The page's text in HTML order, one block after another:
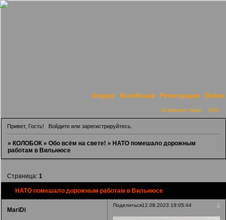
Форум Колобчане Регистрация Войти
Активные темы RSS
Привет, Гость! Войдитеили зарегистрируйтесь.
»КОЛОБОК »Обо всём на свете! »НАТО помешало дорожным
работам в Вильнюсе
НАТО помешало дорожным работам в Вильнюсе
Страница:1
Поделиться 1
12.08.2023 19:05:44
MariDi